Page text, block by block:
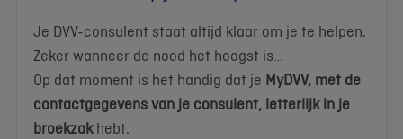
Je DVV-consulent staat altijd klaar om je te helpen.
Zeker wanneer de nood het hoogst is…
Op dat moment is het handig dat je MyDVV, met de
contactgegevens van je consulent, letterlijk in je
broekzakhebt.